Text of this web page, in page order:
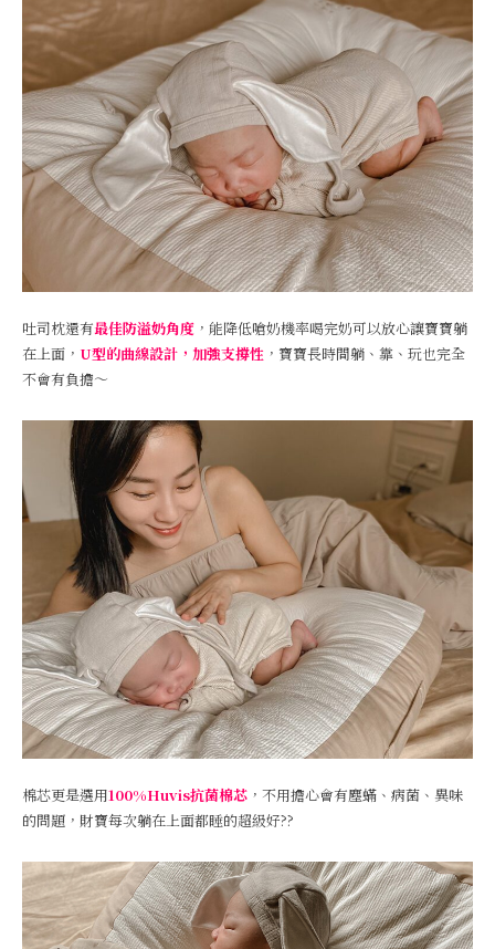
吐司枕還有最佳防溢奶角度 ，能降低嗆奶機率喝完奶可以放心讓寶寶躺
在上面， U型的曲線設計，加強支撐性 ，寶寶長時間躺、靠、玩也完全
不會有負擔～
棉芯更是選用100%Huvis抗菌棉芯 ，不用擔心會有塵蟎、病菌、異味
的問題，財寶每次躺在上面都睡的超級好??